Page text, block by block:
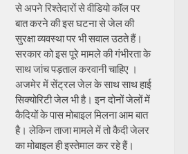
से अपने रिश्तेदारों से वीडियो कॉल पर
बात करने की इस घटना से जेल की
सुरक्षा व्यवस्था पर भी सवाल उठते हैं।
सरकार को इस पूरे मामले की गंभीरता के
साथ जांच पड़ताल करवानी चाहिए ।
अजमेर में सेंट्रल जेल के साथ साथ हाई
सिक्योरिटी जेल भी है। इन दोनों जेलों में
कैदियों के पास मोबाइल मिलना आम बात
है। लेकिन ताजा मामले में तो कैदी जेलर
का मोबाइल ही इस्तेमाल कर रहे हैं।